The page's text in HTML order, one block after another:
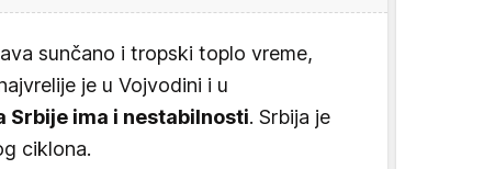
sunčano i tropski toplo vreme,
je u Vojvodini i u
Srbije ima i nestabilnosti. Srbija je
ciklona.